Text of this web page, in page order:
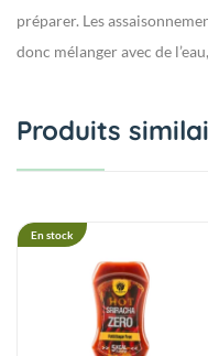
préparer. Les
donc mélanger avec de
Produits
En stock